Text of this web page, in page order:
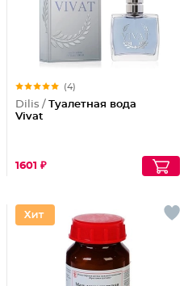
(4)
Dilis / Туалетная вода
Vivat
1601 ₽